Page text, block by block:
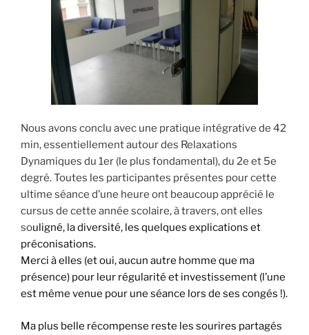
Nous avons conclu avec une pratique intégrative de 42
min, essentiellement autour des Relaxations
Dynamiques du 1er (le plus fondamental), du 2e et 5e
degré. Toutes les participantes présentes pour cette
ultime séance d’une heure ont beaucoup apprécié le
cursus de cette année scolaire, à travers, ont elles
souligné, la diversité, les quelques explications et
préconisations.
Merci à elles (et oui, aucun autre homme que ma
présence) pour leur régularité et investissement (l’une
est même venue pour une séance lors de ses congés !).
Ma plus belle récompense reste les sourires partagés